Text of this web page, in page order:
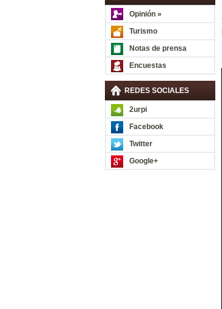
Opinión »
Turismo
Notas de prensa
Encuestas
REDES SOCIALES
2urpi
Facebook
Twitter
Google+